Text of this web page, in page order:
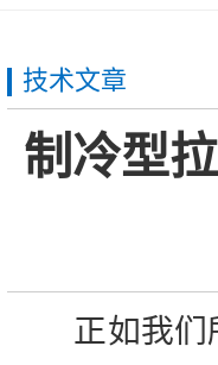
技术文章
制冷型
正如我们所